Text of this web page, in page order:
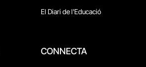
El Diari de l'Educació
CONNECTA